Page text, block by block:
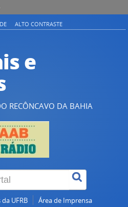
ALTO CONTRASTE
e
RECÔNCAVO DA BAHIA
UFRB Área de Imprensa